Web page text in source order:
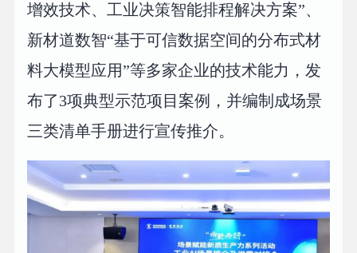
增效技术、工业决策智能排程解决方案”、
新材道数智“基于可信数据空间的分布式材
料大模型应用”等多家企业的技术能力，发
布了3项典型示范项目案例，并编制成场景
三类清单手册进行宣传推介。